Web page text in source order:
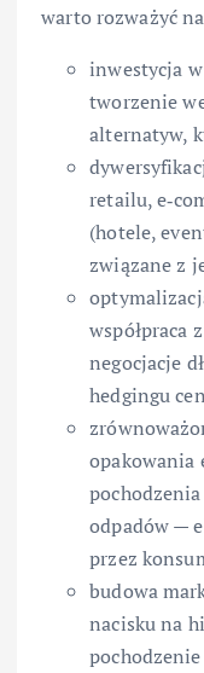
warto rozważyć
inwestycja w
tworzenie
alternatyw,
retailu,
(hotele,
związane z
współpraca
negocjacje
hedgingu
opakowania
odpadów —
przez
budowa
nacisku na